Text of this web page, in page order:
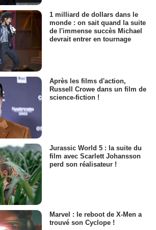
1 milliard de dollars dans le
monde : on sait quand la suite
de l'immense succès Michael
devrait entrer en tournage
Après les films d'action,
Russell Crowe dans un film de
science-fiction !
Jurassic World 5 : la suite du
film avec Scarlett Johansson
perd son réalisateur !
Marvel : le reboot de X-Men a
trouvé son Cyclope !